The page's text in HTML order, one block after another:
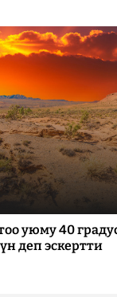
уюму 40
деп эскертти